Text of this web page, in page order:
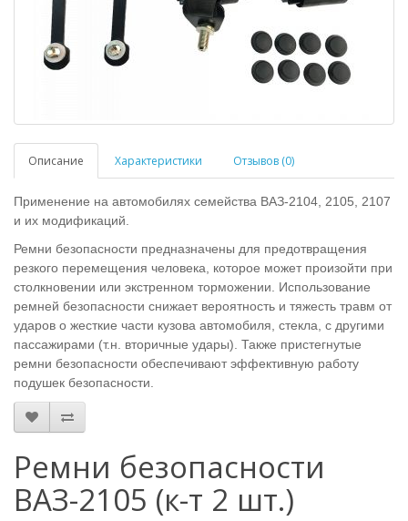
Описание Характеристики Отзывов (0)
Применение на автомобилях семейства ВАЗ-2104, 2105, 2107
и их модификаций.
Ремни безопасности предназначены для предотвращения
резкого перемещения человека, которое может произойти при
столкновении или экстренном торможении. Использование
ремней безопасности снижает вероятность и тяжесть травм от
ударов о жесткие части кузова автомобиля, стекла, с другими
пассажирами (т.н. вторичные удары). Также пристегнутые
ремни безопасности обеспечивают эффективную работу
подушек безопасности.
Ремни безопасности
ВАЗ-2105 (к-т 2 шт.)